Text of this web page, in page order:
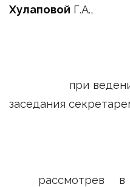
Хулаповой Г.А.,
при ведении
заседания
рассмотрев